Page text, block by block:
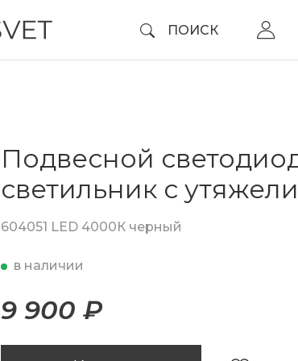
ПОИСК
Подвесной
светильник с
604051 LED 4000К черный
в наличии
9 900 ₽